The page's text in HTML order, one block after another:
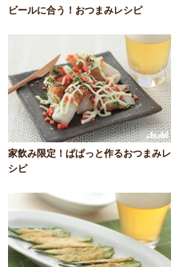
ビールに合う！おつまみレシピ
家飲み限定！ぱぱっと作るおつまみレ
シピ